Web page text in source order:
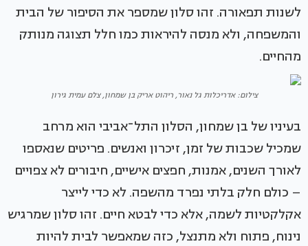
לשנות תפאורה. זהו סלון שמספר את הסיפור של הבית
והמשפחה, ולא מנסה להיראות כמו חלל תצוגה מנותק
מהחיים.
צילום: אדריכלות גל נאור, ריהוט אריק בן שמחון, צלם עמית גירון
בעיניו של בן שמחון, הסלון התל־אביבי הוא מרחב
שמכיל שכבות של זמן, זיכרון ואנשים. פריטים שנאספו
לאורך השנים, אמנות, חפצים אישיים, חיבורים לא צפויים
– כולם חלק בלתי נפרד מהשפה. לא כדי לייצר
אקלקטיות לשמה, אלא כדי לבטא חיים. זהו סלון שמרגיש
נינוח, פתוח ולא מתנצל, כזה שמאפשר לבית להיות